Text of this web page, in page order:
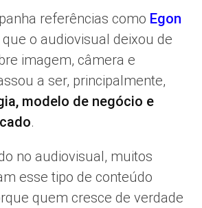
referências como Egon
que o audiovisual deixou de
imagem, câmera e
a ser, principalmente,
modelo de negócio e
.
no audiovisual, muitos
esse tipo de conteúdo
quem cresce de verdade